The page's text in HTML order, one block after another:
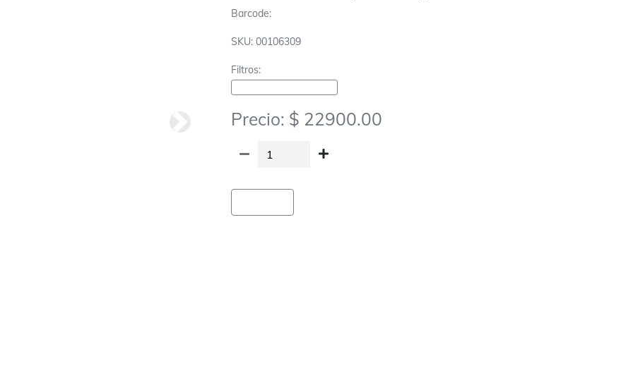
Barcode:
SKU: 00106309
Filtros:
Precio: $ 22900.00